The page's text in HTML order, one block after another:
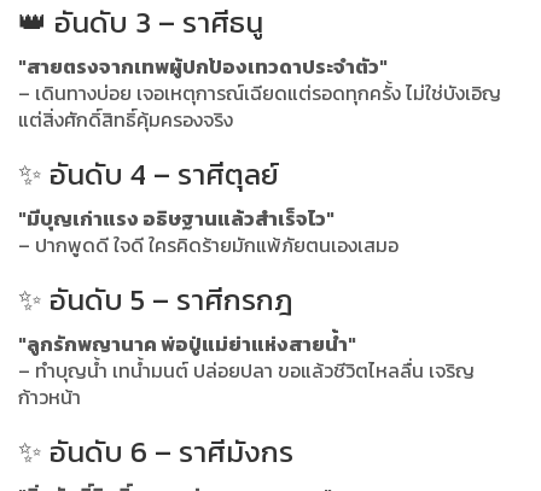
👑 อันดับ 3 – ราศีธนู
"สายตรงจากเทพผู้ปกป้องเทวดาประจำตัว"
– เดินทางบ่อย เจอเหตุการณ์เฉียดแต่รอดทุกครั้ง ไม่ใช่บังเอิญ
แต่สิ่งศักดิ์สิทธิ์คุ้มครองจริง
✨ อันดับ 4 – ราศีตุลย์
"มีบุญเก่าแรง อธิษฐานแล้วสำเร็จไว"
– ปากพูดดี ใจดี ใครคิดร้ายมักแพ้ภัยตนเองเสมอ
✨ อันดับ 5 – ราศีกรกฎ
"ลูกรักพญานาค พ่อปู่แม่ย่าแห่งสายน้ำ"
– ทำบุญน้ำ เทน้ำมนต์ ปล่อยปลา ขอแล้วชีวิตไหลลื่น เจริญ
ก้าวหน้า
✨ อันดับ 6 – ราศีมังกร